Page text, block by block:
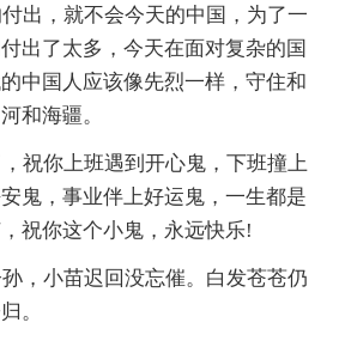
出，就不会今天的中国，为了一
出了太多，今天在面对复杂的国
中国人应该像先烈一样，守住和
和海疆。
祝你上班遇到开心鬼，下班撞上
鬼，事业伴上好运鬼，一生都是
祝你这个小鬼，永远快乐!
，小苗迟回没忘催。白发苍苍仍
。